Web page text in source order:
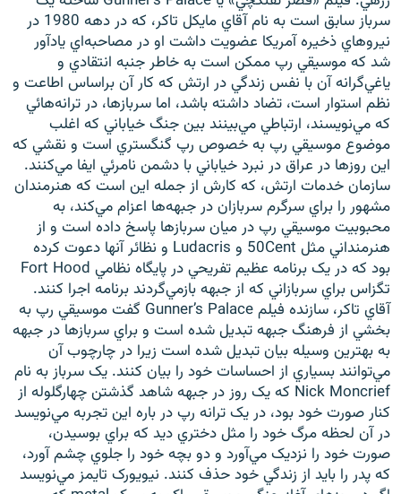
سرباز سابق است به نام آقاي مايکل تاکر، که در دهه 1980 در
نيروهاي ذخيره آمريکا عضويت داشت او در مصاحبه‌اي يادآور
شد که موسيقي رپ ممکن است به خاطر جنبه انتقادي و
ياغي‌گرانه آن با نفس زندگي در ارتش که کار آن براساس اطاعت و
نظم استوار است، تضاد داشته باشد، اما سربازها، در ترانه‌هائي
که مي‌نويسند، ارتباطي مي‌بينند بين جنگ خياباني که اغلب
موضوع موسيقي رپ به خصوص رپ گنگستري است و نقشي که
اين روزها در عراق در نبرد خياباني با دشمن نامرئي ايفا مي‌کنند.
سازمان خدمات ارتش، که کارش از جمله اين است که هنرمندان
مشهور را براي سرگرم سربازان در جبهه‌ها اعزام مي‌کند، به
محبوبيت موسيقي رپ در ميان سربازها پاسخ داده است و از
هنرمنداني مثل 50Cent و Ludacris و نظائر آنها دعوت کرده
بود که در يک برنامه عظيم تفريحي در پايگاه نظامي Fort Hood
تگزاس براي سربازاني که از جبهه بازمي‌گردند برنامه اجرا کنند.
آقاي تاکر، سازنده فيلم Gunner’s Palace گفت موسيقي رپ به
بخشي از فرهنگ جبهه تبديل شده است و براي سربازها در جبهه
به بهترين وسيله بيان تبديل شده است زيرا در چارچوب آن
مي‌توانند بسياري از احساسات خود را بيان کنند. يک سرباز به نام
Nick Moncrief که يک روز در جبهه شاهد گذشتن چهارگلوله از
کنار صورت خود بود، در يک ترانه رپ در باره اين تجربه مي‌نويسد
در آن لحظه مرگ خود را مثل دختري ديد که براي بوسيدن،
صورت خود را نزديک مي‌آورد و دو بچه خود را جلوي چشم آورد،
که پدر را بايد از زندگي خود حذف کنند. نيويورک تايمز مي‌نويسد